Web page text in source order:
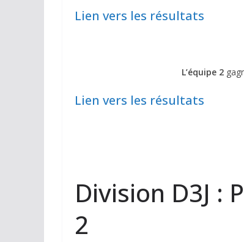
Lien vers les résultats
L’équipe 2
Lien vers les résultats
Division D3J :
2